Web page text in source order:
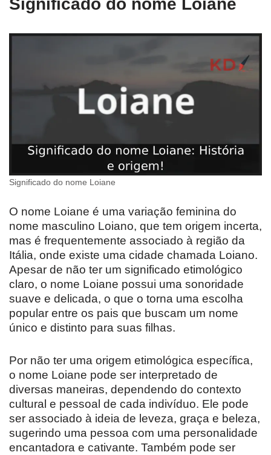
Significado do nome Loiane
Significado do nome Loiane
O nome Loiane é uma variação feminina do
nome masculino Loiano, que tem origem incerta,
mas é frequentemente associado à região da
Itália, onde existe uma cidade chamada Loiano.
Apesar de não ter um significado etimológico
claro, o nome Loiane possui uma sonoridade
suave e delicada, o que o torna uma escolha
popular entre os pais que buscam um nome
único e distinto para suas filhas.
Por não ter uma origem etimológica específica,
o nome Loiane pode ser interpretado de
diversas maneiras, dependendo do contexto
cultural e pessoal de cada indivíduo. Ele pode
ser associado à ideia de leveza, graça e beleza,
sugerindo uma pessoa com uma personalidade
encantadora e cativante. Também pode ser